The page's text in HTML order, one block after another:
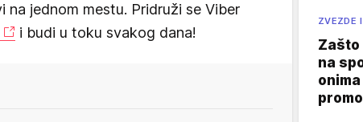
na jednom mestu. Pridruži se Viber
i budi u toku svakog dana!
ZVEZDE
Zašto
na